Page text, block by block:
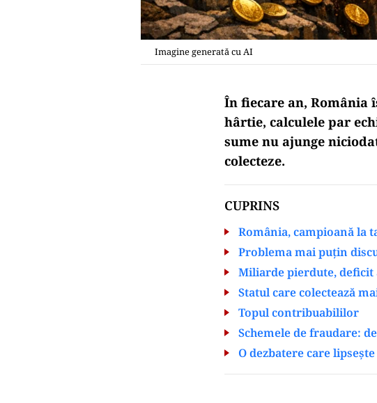
Imagine generată cu AI
În fiecare an, România
hârtie, calculele par
sume nu ajunge
colecteze.
CUPRINS
România, campioană la
Problema mai puțin
Miliarde pierdute,
Statul care colectează
Topul contribuabililor
Schemele de fraudare:
O dezbatere care lipsește